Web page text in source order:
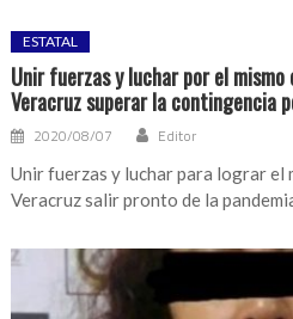
ESTATAL
Unir fuerzas y luchar por el
Veracruz superar la contingencia
2020/08/07 Editor
Unir fuerzas y luchar para lograr el
Veracruz salir pronto de la